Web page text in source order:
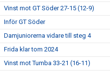
Vinst mot GT Söder 27-15 (12-9)
Inför GT Söder
Damjuniorerna vidare till steg 4
Frida klar tom 2024
Vinst mot Tumba 33-21 (16-11)